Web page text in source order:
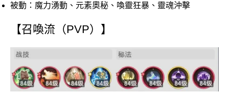
被動：魔力湧動、元素奧秘、喚靈狂暴、靈魂沖擊
【召喚流（PVP）】